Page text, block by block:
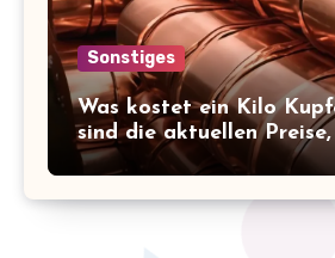
Sonstiges
Was kostet ein Kilo
sind die aktuellen
kennen sollten!